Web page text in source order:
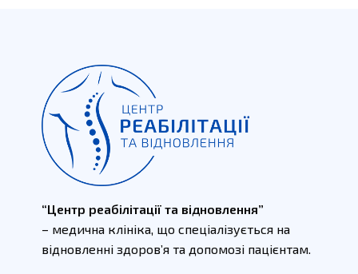
“Центр реабілітації та відновлення”
– медична клініка, що спеціалізується на
відновленні здоров’я та допомозі пацієнтам.